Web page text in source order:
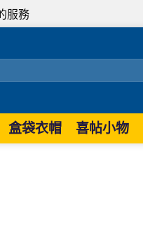
盒袋衣帽 喜帖小物